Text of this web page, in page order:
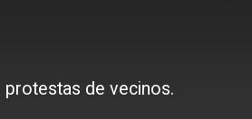
protestas de vecinos.